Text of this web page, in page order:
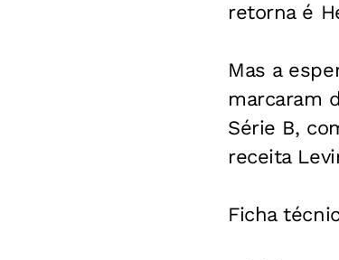
retorna é
Mas a
marcaram
Série B,
receita
Ficha